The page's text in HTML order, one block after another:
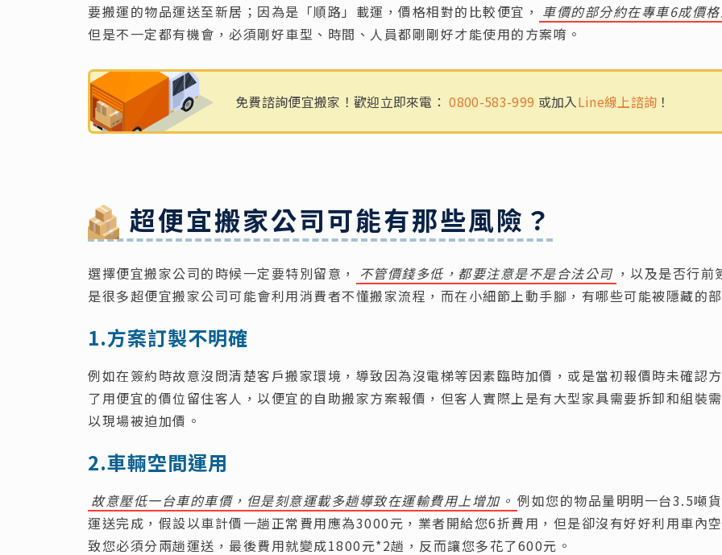
要搬運的物品運送至新居；因為是「順路」載運，價格相對的比較便宜， 車價的部分約在專車6成價
但是不一定都有機會，必須剛好車型、時間、人員都剛剛好才能使用的方案唷。
免費諮詢便宜搬家！ 歡迎立即來電： 0800-583-999 或加入Line線上諮詢 ！
超便宜搬家公司可能有那些風險？
選擇便宜搬家公司的時候一定要特別留意， 不管價錢多低，都要注意是不是合法公司 ，以及是否行前
是很多超便宜搬家公司可能會利用消費者不懂搬家流程，而在小細節上動手腳，有哪些可能被隱藏的
1.方案訂製不明確
例如在簽約時故意沒問清楚客戶搬家環境，導致因為沒電梯等因素臨時加價，或是當初報價時未確認
了用便宜的價位留住客人，以便宜的自助搬家方案報價，但客人實際上是有大型家具需要拆卸和組裝
以現場被迫加價。
2.車輛空間運用
故意壓低一台車的車價，但是刻意運載多趟導致在運輸費用上增加。 例如您的物品量明明一台3.5噸
運送完成，假設以車計價一趟正常費用應為3000元，業者開給您6折費用，但是卻沒有好好利用車內
致您必須分兩趟運送，最後費用就變成1800元*2趟，反而讓您多花了600元。